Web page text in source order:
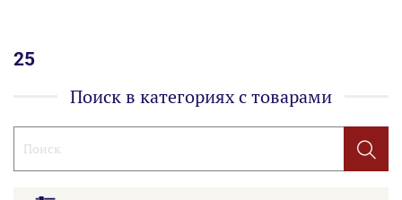
25
Поиск в категориях с товарами